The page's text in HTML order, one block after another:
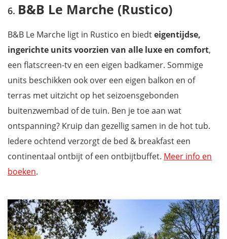
B&B Le Marche (Rustico)
B&B Le Marche ligt in Rustico en biedteigentijdse,
ingerichte units voorzien van alle luxe en comfort,
een flatscreen-tv en een eigen badkamer. Sommige
units beschikken ook over een eigen balkon en of
terras met uitzicht op het seizoensgebonden
buitenzwembad of de tuin. Ben je toe aan wat
ontspanning? Kruip dan gezellig samen in de hot tub.
Iedere ochtend verzorgt de bed & breakfast een
continentaal ontbijt of een ontbijtbuffet. Meer info en
boeken.